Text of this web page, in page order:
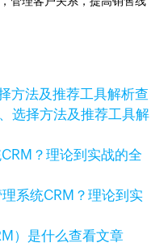
查
选择方法及推荐工具解
系统CRM？理论到实
查看文章